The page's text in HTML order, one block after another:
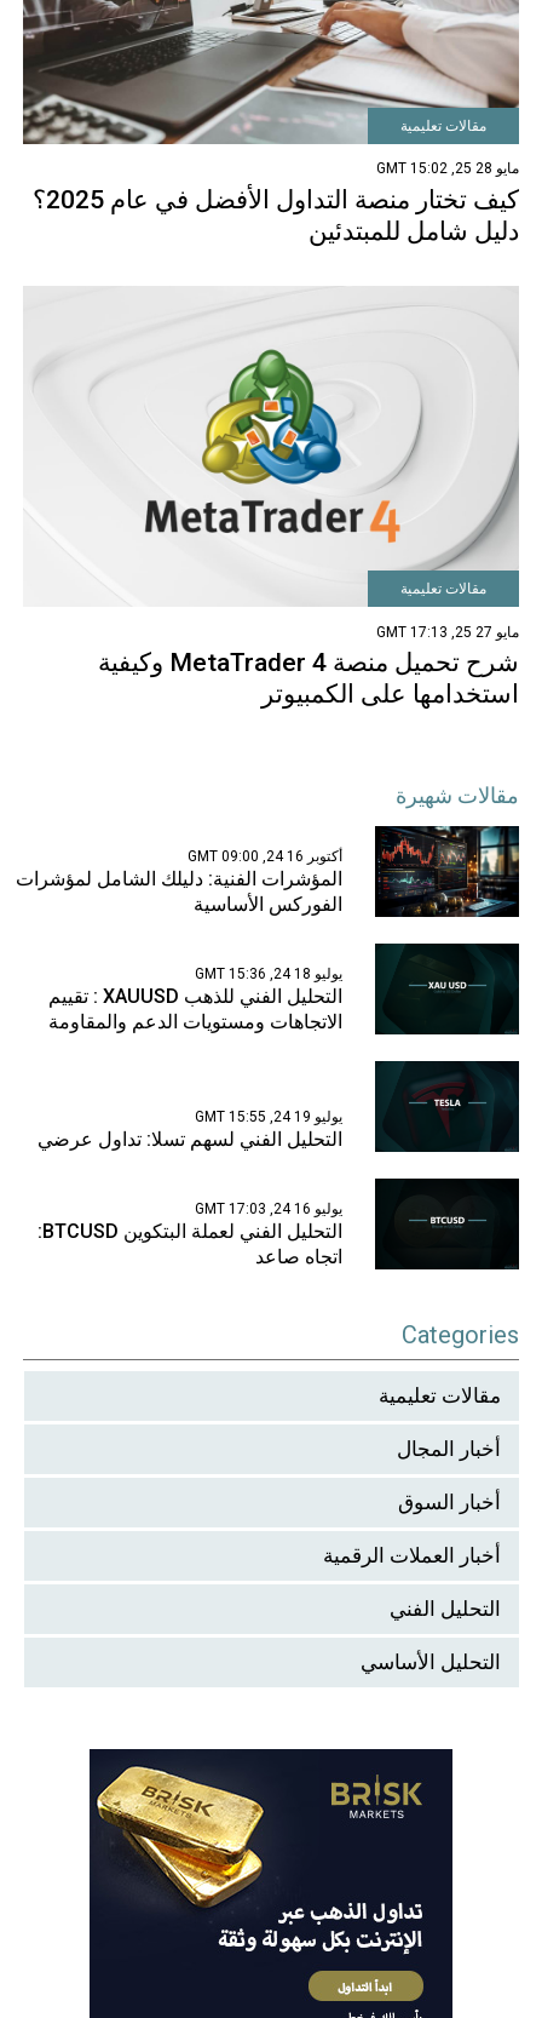
مقالات تعليمية
مايو 28 25, 15:02 GMT
كيف تختار منصة التداول الأفضل في عام 2025؟
دليل شامل للمبتدئين
مقالات تعليمية
مايو 27 25, 17:13 GMT
شرح تحميل منصة MetaTrader 4 وكيفية
استخدامها على الكمبيوتر
مقالات شهيرة
أكتوبر 16 24, 09:00 GMT
المؤشرات الفنية: دليلك الشامل لمؤشرات
الفوركس الأساسية
يوليو 18 24, 15:36 GMT
التحليل الفني للذهب XAUUSD : تقييم
الاتجاهات ومستويات الدعم والمقاومة
يوليو 19 24, 15:55 GMT
التحليل الفني لسهم تسلا: تداول عرضي
يوليو 16 24, 17:03 GMT
التحليل الفني لعملة البتكوين BTCUSD:
اتجاه صاعد
Categories
مقالات تعليمية
أخبار المجال
أخبار السوق
أخبار العملات الرقمية
التحليل الفني
التحليل الأساسي